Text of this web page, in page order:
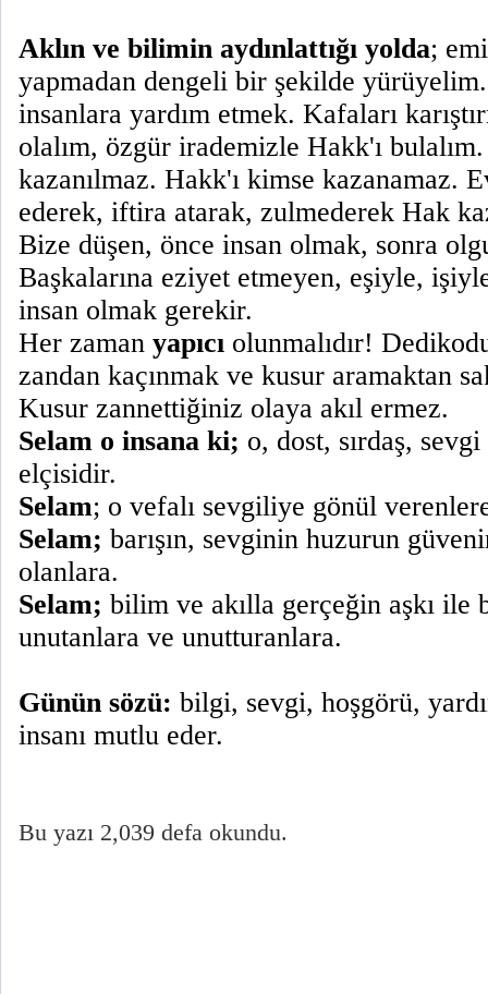
Aklın ve bilimin aydınlattığı yolda;
yapmadan dengeli bir şekilde
insanlara yardım etmek. Kafaları
olalım, özgür irademizle Hakk'ı
kazanılmaz. Hakk'ı kimse kazanamaz.
ederek, iftira atarak, zulmederek Hak
Bize düşen, önce insan olmak, sonra
Başkalarına eziyet etmeyen, eşiyle,
insan olmak gerekir.
Her zaman yapıcı olunmalıdır!
zandan kaçınmak ve kusur aramaktan
Kusur zannettiğiniz olaya akıl ermez.
Selam o insana ki; o, dost, sırdaş, sevgi
elçisidir.
Selam; o vefalı sevgiliye gönül
Selam; barışın, sevginin huzurun
olanlara.
Selam; bilim ve akılla gerçeğin aşkı ile
unutanlara ve unutturanlara.
Günün sözü: bilgi, sevgi, hoşgörü,
insanı mutlu eder.
Bu yazı 2,039 defa okundu.